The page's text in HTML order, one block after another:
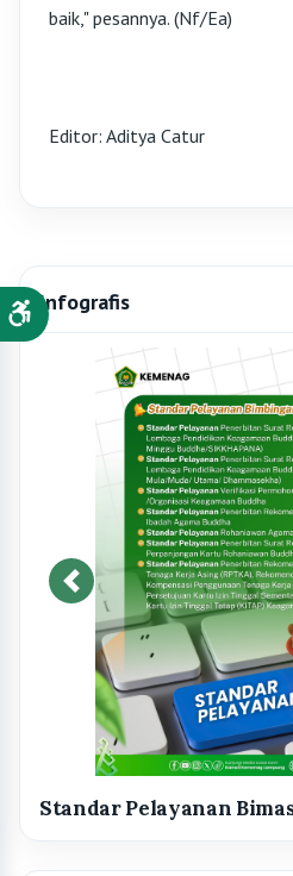
baik," pesannya. (Nf/Ea)
Editor: Aditya Catur
Infografis
Standar
Infografis sebelumnya